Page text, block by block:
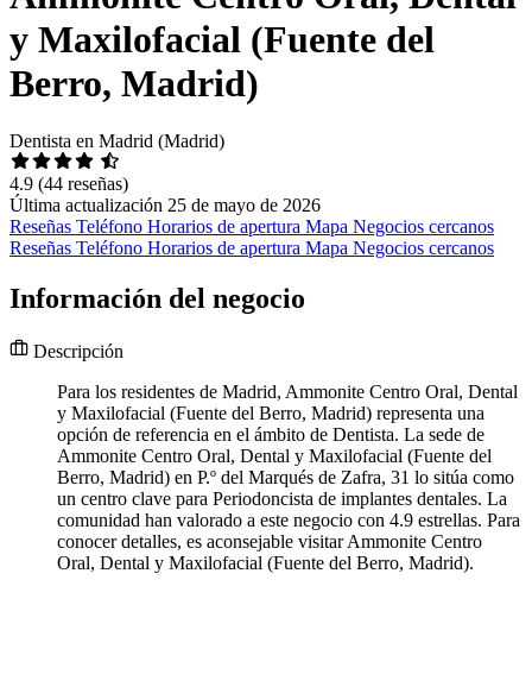
y Maxilofacial (Fuente del
Berro, Madrid)
Dentista en Madrid (Madrid)
4.9 (44 reseñas)
Última actualización 25 de mayo de 2026
Reseñas Teléfono Horarios de apertura Mapa Negocios cercanos
Reseñas Teléfono Horarios de apertura Mapa Negocios cercanos
Información del negocio
Descripción
Para los residentes de Madrid, Ammonite Centro Oral, Dental
y Maxilofacial (Fuente del Berro, Madrid) representa una
opción de referencia en el ámbito de Dentista. La sede de
Ammonite Centro Oral, Dental y Maxilofacial (Fuente del
Berro, Madrid) en P.º del Marqués de Zafra, 31 lo sitúa como
un centro clave para Periodoncista de implantes dentales. La
comunidad han valorado a este negocio con 4.9 estrellas. Para
conocer detalles, es aconsejable visitar Ammonite Centro
Oral, Dental y Maxilofacial (Fuente del Berro, Madrid).